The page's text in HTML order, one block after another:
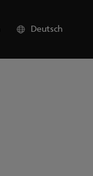
Deutsch